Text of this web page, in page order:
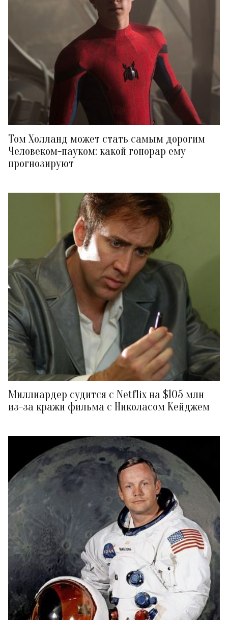
Том Холланд может стать самым дорогим
Человеком-пауком: какой гонорар ему
прогнозируют
Миллиардер судится с Netflix на $105 млн
из-за кражи фильма с Николасом Кейджем